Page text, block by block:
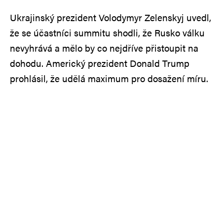
Ukrajinský prezident Volodymyr Zelenskyj uvedl,
že se účastníci summitu shodli, že Rusko válku
nevyhrává a mělo by co nejdříve přistoupit na
dohodu. Americký prezident Donald Trump
prohlásil, že udělá maximum pro dosažení míru.